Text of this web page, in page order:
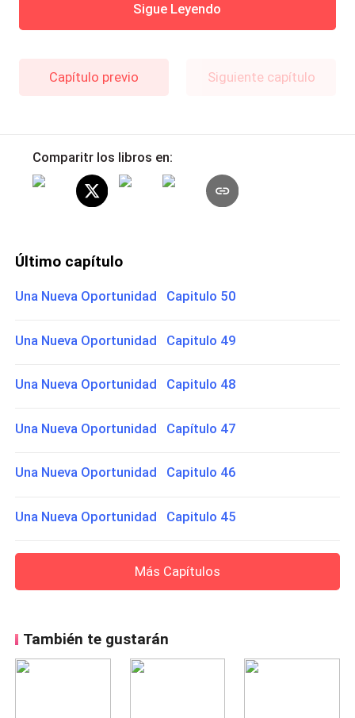
Sigue Leyendo
Capítulo previo Siguiente capítulo
Comparitr los libros en:
Último capítulo
Una Nueva Oportunidad Capitulo 50
Una Nueva Oportunidad Capitulo 49
Una Nueva Oportunidad Capitulo 48
Una Nueva Oportunidad Capítulo 47
Una Nueva Oportunidad Capitulo 46
Una Nueva Oportunidad Capitulo 45
Más Capítulos
También te gustarán